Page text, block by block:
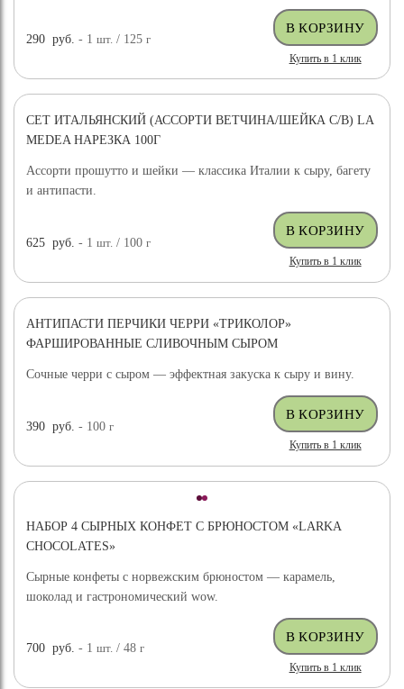
290 руб. - 1шт. / 125г
Купить в 1 клик
СЕТ ИТАЛЬЯНСКИЙ (АССОРТИ ВЕТЧИНА/ШЕЙКА С/В) LA
MEDEA НАРЕЗКА 100Г
Ассорти прошутто и шейки — классика Италии к сыру, багету
и антипасти.
625 руб. - 1шт. / 100г
Купить в 1 клик
АНТИПАСТИ ПЕРЧИКИ ЧЕРРИ «ТРИКОЛОР»
ФАРШИРОВАННЫЕ СЛИВОЧНЫМ СЫРОМ
Сочные черри с сыром — эффектная закуска к сыру и вину.
390 руб. - 100г
Купить в 1 клик
НАБОР 4 СЫРНЫХ КОНФЕТ С БРЮНОСТОМ «LARKA
CHOCOLATES»
Сырные конфеты с норвежским брюностом — карамель,
шоколад и гастрономический wow.
700 руб. - 1шт. / 48г
Купить в 1 клик